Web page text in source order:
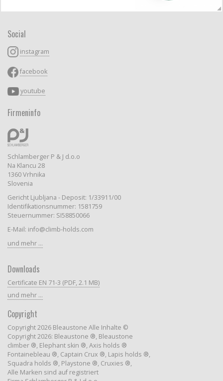
Social
instagram
facebook
youtube
Firmeninfo
Schlamberger P & J d.o.o
Na Klancu 28
1360 Vrhnika
Slovenia
Gericht Ljubljana - Deposit: 1/33911/00
Identifikationsnummer: 1581759
Steuernummer: SI58850066
E-Mail: info@climb-holds.com
und mehr ...
Downloads
Certificate EN 71-3 (PDF, 2.1 MB)
und mehr ...
Copyright
Copyright 2026 Bleaustone Alle Inhalte ©
Copyright 2026: Bleaustone ®, Bleaustone
climber ®, Elephant skin ®, Axis holds ®
Fontainebleau ®, Captain Crux ®, Lapis holds ®,
Squadra holds ®, Playstone ®, Cruxies ®,
Alle Marken sind auf registriert